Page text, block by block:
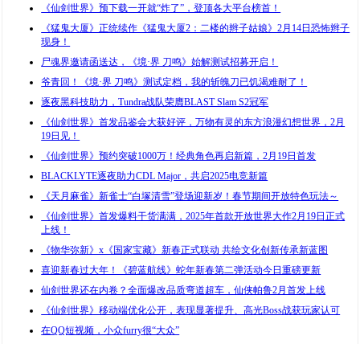
《仙剑世界》预下载一开就“炸了”，登顶各大平台榜首！
《猛鬼大厦》正统续作《猛鬼大厦2：二楼的辫子姑娘》2月14日恐怖辫子
现身！
尸魂界邀请函送达，《境·界 刀鸣》始解测试招募开启！
爷青回！《境·界 刀鸣》测试定档，我的斩魄刀已饥渴难耐了！
逐夜黑科技助力，Tundra战队荣膺BLAST Slam S2冠军
《仙剑世界》首发品鉴会大获好评，万物有灵的东方浪漫幻想世界，2月
19日见！
《仙剑世界》预约突破1000万！经典角色再启新篇，2月19日首发
BLACKLYTE逐夜助力CDL Major，共启2025电竞新篇
《天月麻雀》新雀士“白塚清雪”登场迎新岁！春节期间开放特色玩法～
《仙剑世界》首发爆料干货满满，2025年首款开放世界大作2月19日正式
上线！
《物华弥新》x《国家宝藏》新春正式联动 共绘文化创新传承新蓝图
喜迎新春过大年！《碧蓝航线》蛇年新春第二弹活动今日重磅更新
仙剑世界还在内卷？全面爆改品质弯道超车，仙侠帕鲁2月首发上线
《仙剑世界》移动端优化公开，表现显著提升、高光Boss战获玩家认可
在QQ短视频，小众furry很“大众”